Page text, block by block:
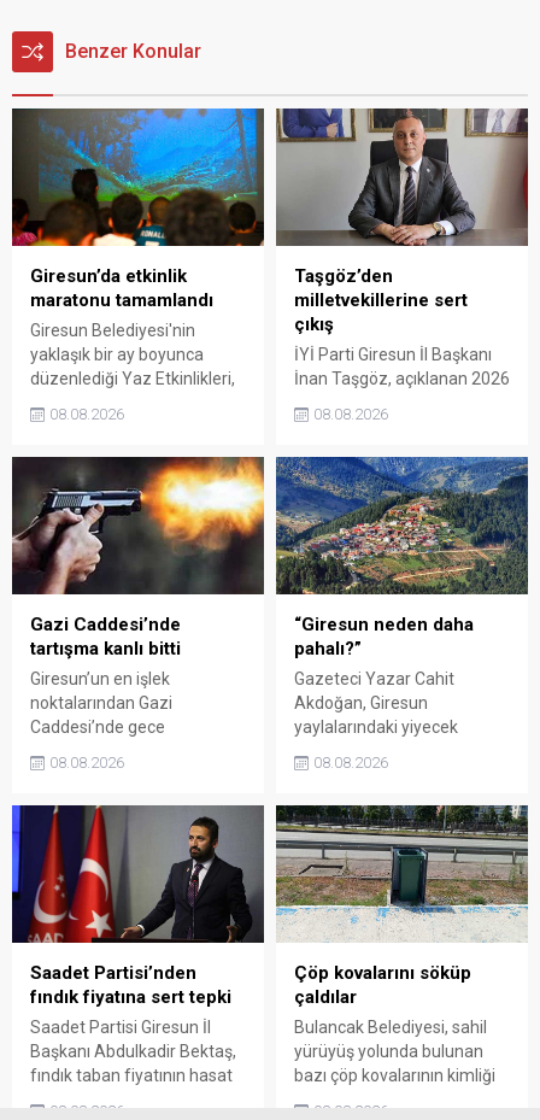
Benzer Konular
Giresun’da etkinlik
maratonu tamamlandı
Giresun Belediyesi'nin
yaklaşık bir ay boyunca
düzenlediği Yaz Etkinlikleri,
sanat ve eğlenceyle
organizasyonun ardından
Kadın El Emeği Pazarı'nın
süresi de 16 Ağustos'a
kadar uzatıldı.
08.08.2026
Taşgöz’den
milletvekillerine sert
çıkış
İYİ Parti Giresun İl Başkanı
İnan Taşgöz, açıklanan 2026
üzerinden iktidar
eleştirdi. Taşgöz, üreticinin
emeğinin karşılığını
alamadığını savunarak,
Giresun milletvekillerini
sessiz kalmakla suçladı.
08.08.2026
Gazi Caddesi’nde
tartışma kanlı bitti
Giresun’un en işlek
noktalarından Gazi
Caddesi’nde gece
kavgada A.E. ayağından
bölgede kısa süreli panik
yaşanırken polis geniş çaplı
soruşturma başlattı.
08.08.2026
“Giresun neden daha
pahalı?”
Gazeteci Yazar Cahit
Akdoğan, Giresun
yaylalarındaki yiyecek
belirgin biçimde yüksek
Valiliği, Tarım ve Orman İl
Müdürlüğü ile ilgili kurumları
denetime çağırdı. Akdoğan,
yüzde 50’ye ulaşan fiyat
farklarının araştırılması
gerektiğini söyledi.
08.08.2026
Saadet Partisi’nden
fındık fiyatına sert tepki
Saadet Partisi Giresun İl
Başkanı Abdulkadir Bektaş,
fındık taban fiyatının hasat
08.08.2026
Çöp kovalarını söküp
çaldılar
Bulancak Belediyesi, sahil
yürüyüş yolunda bulunan
bazı çöp kovalarının kimliği
08.08.2026